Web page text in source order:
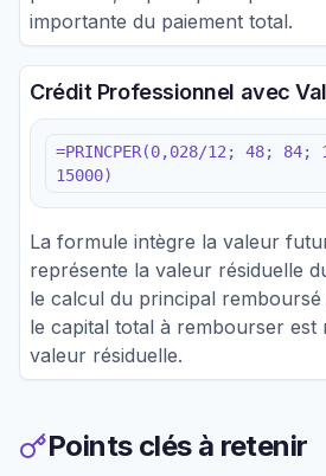
importante du paiement total.
Crédit Professionnel avec
=PRINCPER(0,028/12; 48; 84;
15000)
La formule intègre la valeur
représente la valeur résiduelle
le calcul du principal
le capital total à rembourser est
valeur résiduelle.
Points clés à retenir